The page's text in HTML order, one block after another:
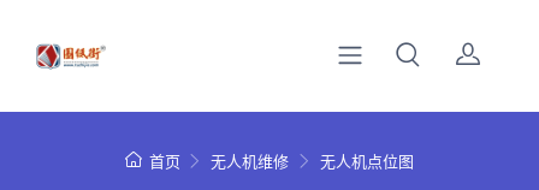
首页 无人机维修 无人机点位图